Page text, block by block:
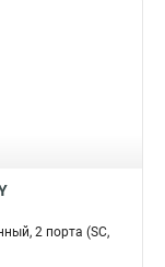
2 порта (SC,